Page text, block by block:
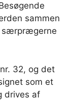
sammen
særprægerne
32, og det
som et
drives af